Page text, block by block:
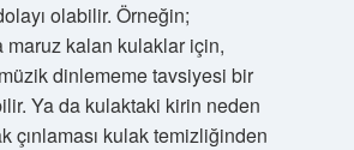
olabilir. Örneğin;
maruz kalan kulaklar için,
dinlememe tavsiyesi bir
Ya da kulaktaki kirin neden
çınlaması kulak temizliğinden